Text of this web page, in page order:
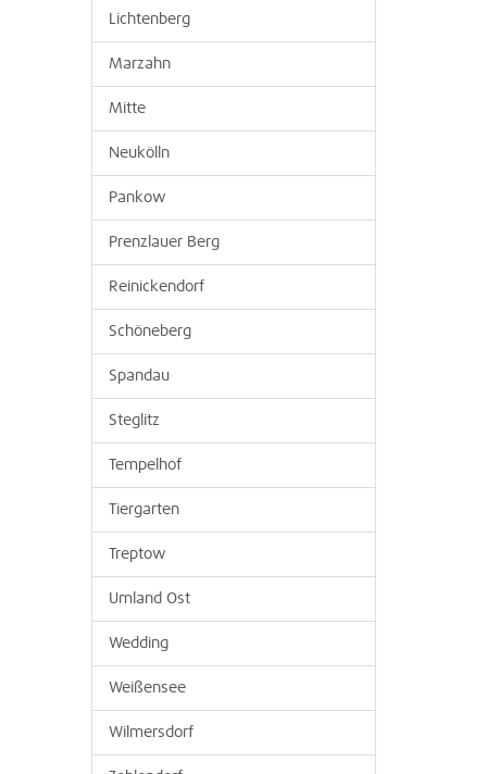
Lichtenberg
Marzahn
Mitte
Neukölln
Pankow
Prenzlauer Berg
Reinickendorf
Schöneberg
Spandau
Steglitz
Tempelhof
Tiergarten
Treptow
Umland Ost
Wedding
Weißensee
Wilmersdorf